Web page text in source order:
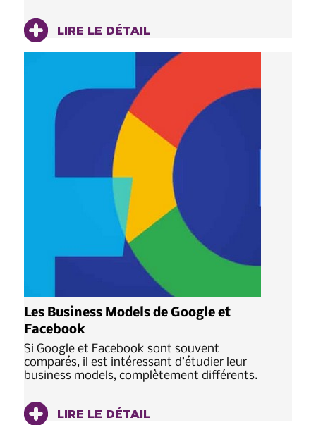
LIRE LE DÉTAIL
Les Business Models de Google et
Facebook
Si Google et Facebook sont souvent
comparés, il est intéressant d’étudier leur
business models, complètement différents.
LIRE LE DÉTAIL